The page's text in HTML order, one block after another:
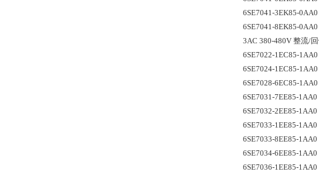
6SE7041-3EK85-0AA0
6SE7041-8EK85-0AA0
3AC 380-480V 整流/
6SE7022-1EC85-1AA0
6SE7024-1EC85-1AA0
6SE7028-6EC85-1AA0
6SE7031-7EE85-1AA0
6SE7032-2EE85-1AA0
6SE7033-1EE85-1AA0
6SE7033-8EE85-1AA0
6SE7034-6EE85-1AA0
6SE7036-1EE85-1AA0